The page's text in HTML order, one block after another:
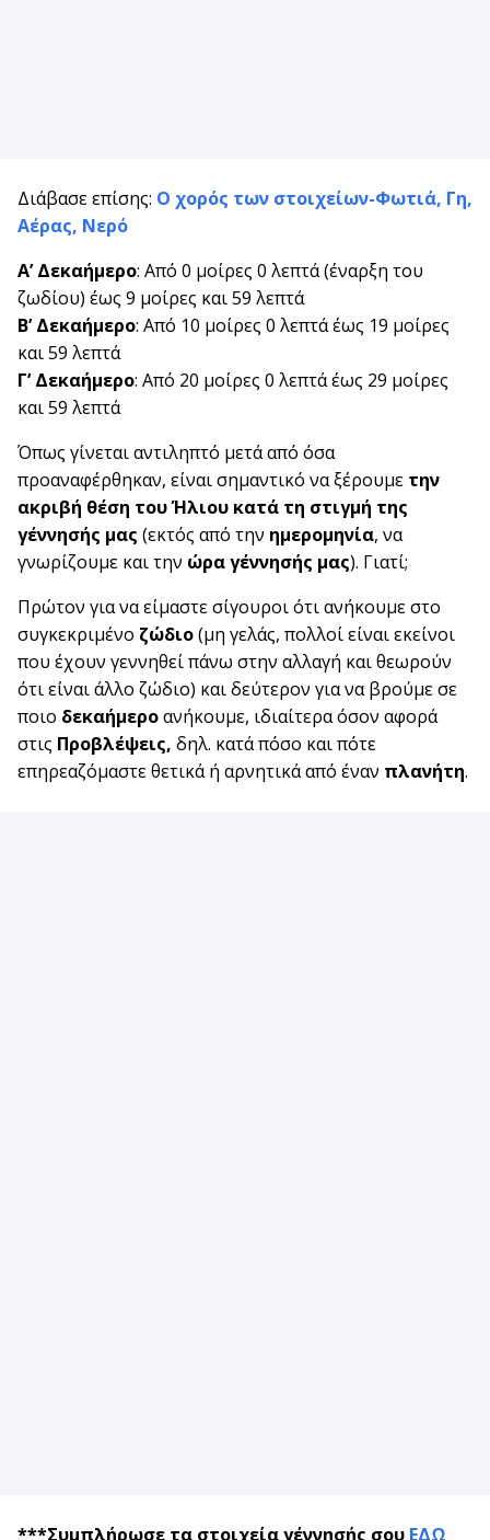
Διάβασε επίσης: Ο χορός των στοιχείων-Φωτιά, Γη,
Αέρας, Νερό
Α’ Δεκαήμερο: Από 0 μοίρες 0 λεπτά (έναρξη του
ζωδίου) έως 9 μοίρες και 59 λεπτά
Β’ Δεκαήμερο: Από 10 μοίρες 0 λεπτά έως 19 μοίρες
και 59 λεπτά
Γ’ Δεκαήμερο: Από 20 μοίρες 0 λεπτά έως 29 μοίρες
και 59 λεπτά
Όπως γίνεται αντιληπτό μετά από όσα
προαναφέρθηκαν, είναι σημαντικό να ξέρουμε την
ακριβή θέση του Ήλιου κατά τη στιγμή της
γέννησής μας (εκτός από την ημερομηνία, να
γνωρίζουμε και την ώρα γέννησής μας). Γιατί;
Πρώτον για να είμαστε σίγουροι ότι ανήκουμε στο
συγκεκριμένο ζώδιο(μη γελάς, πολλοί είναι εκείνοι
που έχουν γεννηθεί πάνω στην αλλαγή και θεωρούν
ότι είναι άλλο ζώδιο) και δεύτερον για να βρούμε σε
ποιο δεκαήμεροανήκουμε, ιδιαίτερα όσον αφορά
στις Προβλέψεις, δηλ. κατά πόσο και πότε
επηρεαζόμαστε θετικά ή αρνητικά από έναν πλανήτη.
***Συμπλήρωσε τα στοιχεία γέννησής σου ΕΔΩ